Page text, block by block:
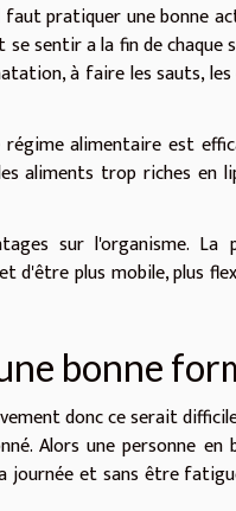
faut pratiquer une bonne
sentir a la fin de
à faire les sauts,
régime alimentaire est
aliments trop riches en
sur l'organisme.
d'être plus mobile, plus
bonne
donc ce serait
Alors une personne
journée et sans être